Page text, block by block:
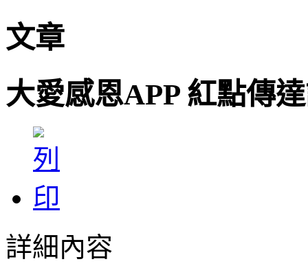
文章
大愛感恩APP 紅點傳
詳細內容